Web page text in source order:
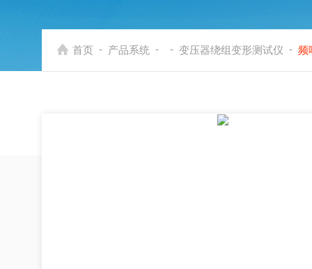
首页 - 产品系统 - - 变压器绕组变形测试仪 - 频